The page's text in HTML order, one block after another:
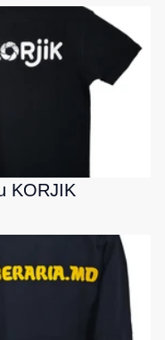
KORJIK